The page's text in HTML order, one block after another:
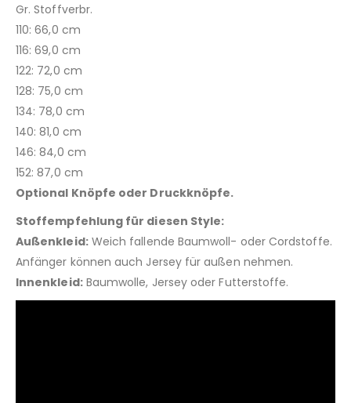
Gr. Stoffverbr.
110: 66,0 cm
116: 69,0 cm
122: 72,0 cm
128: 75,0 cm
134: 78,0 cm
140: 81,0 cm
146: 84,0 cm
152: 87,0 cm
Optional Knöpfe oder Druckknöpfe.
Stoffempfehlung für diesen Style:
Außenkleid:Weich fallende Baumwoll- oder Cordstoffe.
Anfänger können auch Jersey für außen nehmen.
Innenkleid:Baumwolle, Jersey oder Futterstoffe.